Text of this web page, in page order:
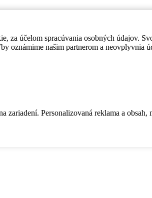
za účelom spracúvania osobných údajov.
oznámime našim partnerom a neovplyvnia
Personalizovaná reklama a obsah,